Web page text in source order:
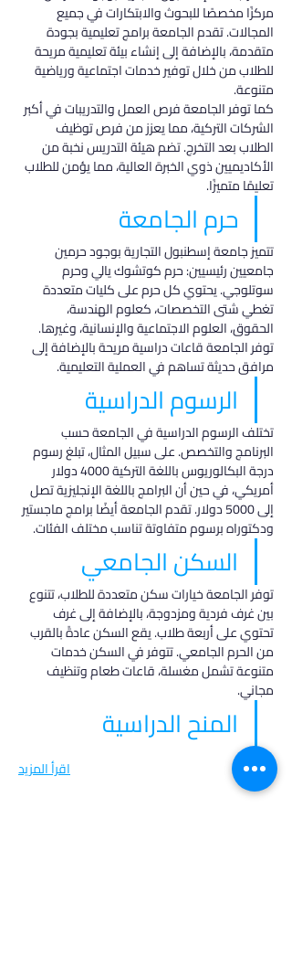
مركزًا مخصصًا للبحوث والابتكارات في جميع
المجالات. تقدم الجامعة برامج تعليمية بجودة
متقدمة، بالإضافة إلى إنشاء بيئة تعليمية مريحة
للطلاب من خلال توفير خدمات اجتماعية ورياضية
متنوعة.
كما توفر الجامعة فرص العمل والتدريبات في أكبر
الشركات التركية، مما يعزز من فرص توظيف
الطلاب بعد التخرج. تضم هيئة التدريس نخبة من
الأكاديميين ذوي الخبرة العالية، مما يؤمن للطلاب
تعليمًا متميزًا.
حرم الجامعة
تتميز جامعة إسطنبول التجارية بوجود حرمين
جامعيين رئيسيين: حرم كوتشوك يالي وحرم
سوتلوجي. يحتوي كل حرم على كليات متعددة
تغطي شتى التخصصات، كعلوم الهندسة،
الحقوق، العلوم الاجتماعية والإنسانية، وغيرها.
توفر الجامعة قاعات دراسية مريحة بالإضافة إلى
مرافق حديثة تساهم في العملية التعليمية.
الرسوم الدراسية
تختلف الرسوم الدراسية في الجامعة حسب
البرنامج والتخصص. على سبيل المثال، تبلغ رسوم
درجة البكالوريوس باللغة التركية 4000 دولار
أمريكي، في حين أن البرامج باللغة الإنجليزية تصل
إلى 5000 دولار. تقدم الجامعة أيضًا برامج ماجستير
ودكتوراه برسوم متفاوتة تناسب مختلف الفئات.
السكن الجامعي
توفر الجامعة خيارات سكن متعددة للطلاب، تتنوع
بين غرف فردية ومزدوجة، بالإضافة إلى غرف
تحتوي على أربعة طلاب. يقع السكن عادةً بالقرب
من الحرم الجامعي. تتوفر في السكن خدمات
متنوعة تشمل مغسلة، قاعات طعام وتنظيف
مجاني.
المنح الدراسية
اقرأ المزيد